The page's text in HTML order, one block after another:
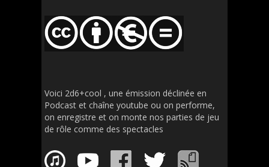
Voici 2d6+cool , une émission déclinée en
Podcast et chaîne youtube ou on performe,
on enregistre et on monte nos parties de jeu
de rôle comme des spectacles